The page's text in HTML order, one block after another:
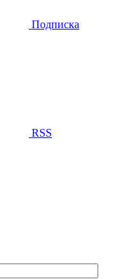
Подписка
RSS